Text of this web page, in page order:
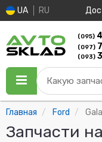
UA RU
(095)
(097)
(093)
Какую
Главная Ford
Запчасти на